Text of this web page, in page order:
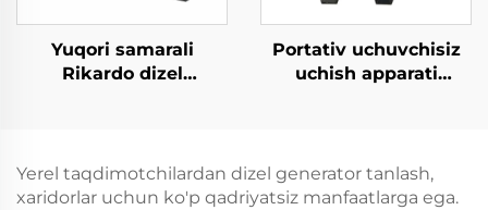
Yuqori samarali
Rikardo dizel
Portativ uchuvchisiz
uchish apparati
Yerel taqdimotchilardan dizel generator tanlash,
xaridorlar uchun ko'p qadriyatsiz manfaatlarga ega.